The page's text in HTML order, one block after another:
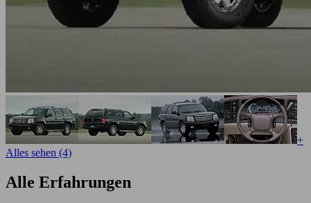
+
Alles sehen (4)
Alle Erfahrungen